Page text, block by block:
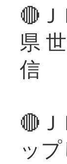
🔴
県
信
🔴
ッ